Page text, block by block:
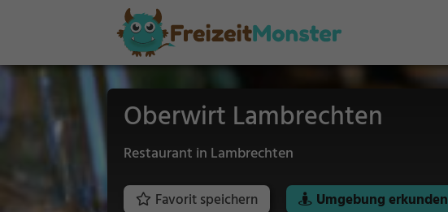
Oberwirt Lambrechten
Restaurant in Lambrechten
Favorit speichern Umgebung erkunden